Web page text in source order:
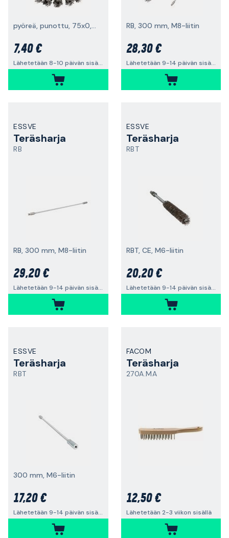
pyöreä, punottu, 75x0,5 mm
7,40 €
Lähetetään 8-10 päivän sisällä
RB, 300 mm, M8-liitin
28,30 €
Lähetetään 9-14 päivän sisällä
ESSVE
Teräsharja
RB
RB, 300 mm, M8-liitin
29,20 €
Lähetetään 9-14 päivän sisällä
ESSVE
Teräsharja
RBT
RBT, CE, M6-liitin
20,20 €
Lähetetään 9-14 päivän sisällä
ESSVE
Teräsharja
RBT
300 mm, M6-liitin
17,20 €
Lähetetään 9-14 päivän sisällä
FACOM
Teräsharja
270A.MA
12,50 €
Lähetetään 2-3 viikon sisällä